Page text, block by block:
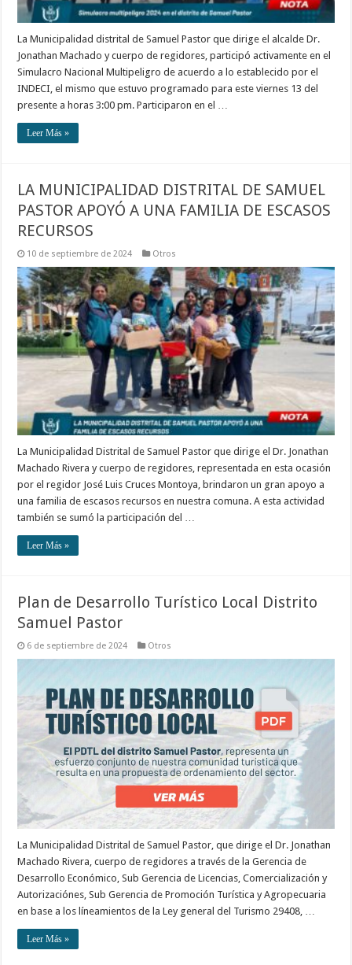
La Municipalidad distrital de Samuel Pastor que dirige el alcalde Dr.
Jonathan Machado y cuerpo de regidores, participó activamente en el
Simulacro Nacional Multipeligro de acuerdo a lo establecido por el
INDECI, el mismo que estuvo programado para este viernes 13 del
presente a horas 3:00 pm. Participaron en el …
Leer Más »
LA MUNICIPALIDAD DISTRITAL DE SAMUEL
PASTOR APOYÓ A UNA FAMILIA DE ESCASOS
RECURSOS
10 de septiembre de 2024 Otros
La Municipalidad Distrital de Samuel Pastor que dirige el Dr. Jonathan
Machado Rivera y cuerpo de regidores, representada en esta ocasión
por el regidor José Luis Cruces Montoya, brindaron un gran apoyo a
una familia de escasos recursos en nuestra comuna. A esta actividad
también se sumó la participación del …
Leer Más »
Plan de Desarrollo Turístico Local Distrito
Samuel Pastor
6 de septiembre de 2024 Otros
La Municipalidad Distrital de Samuel Pastor, que dirige el Dr. Jonathan
Machado Rivera, cuerpo de regidores a través de la Gerencia de
Desarrollo Económico, Sub Gerencia de Licencias, Comercialización y
Autorizaciónes, Sub Gerencia de Promoción Turística y Agropecuaria
en base a los líneamientos de la Ley general del Turismo 29408, …
Leer Más »